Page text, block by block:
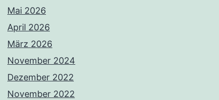
Mai 2026
April 2026
März 2026
November 2024
Dezember 2022
November 2022